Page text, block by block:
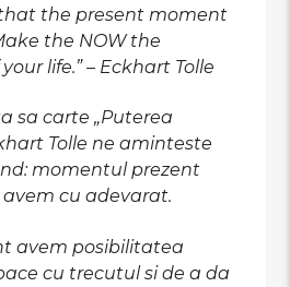
that the present moment
the NOW the
life.” – Eckhart Tolle
sa carte „Puterea
Tolle ne aminteste
momentul prezent
cu adevarat.
avem posibilitatea
cu trecutul si de a da